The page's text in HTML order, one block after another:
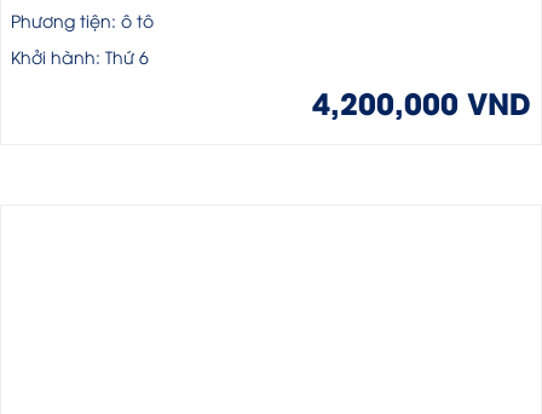
Phương tiện: ô tô
Khởi hành: Thứ 6
4,200,000 VND